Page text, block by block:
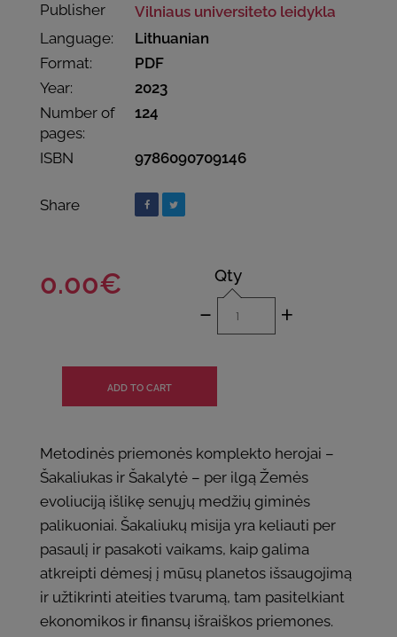
Publisher
Vilniaus universiteto leidykla
Language:
Lithuanian
Format:
PDF
Year:
2023
Number of
pages:
124
ISBN 9786090709146
Share
0.00€ Qty
- +
Metodinės priemonės komplekto herojai –
Šakaliukas ir Šakalytė – per ilgą Žemės
evoliuciją išlikę senųjų medžių giminės
palikuoniai. Šakaliukų misija yra keliauti per
pasaulį ir pasakoti vaikams, kaip galima
atkreipti dėmesį į mūsų planetos išsaugojimą
ir užtikrinti ateities tvarumą, tam pasitelkiant
ekonomikos ir finansų išraiškos priemones.